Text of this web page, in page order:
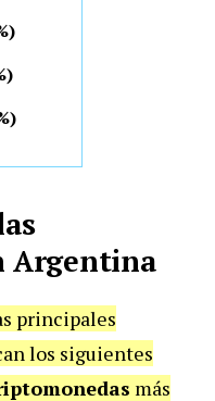
Argentina
principales
los siguientes
más